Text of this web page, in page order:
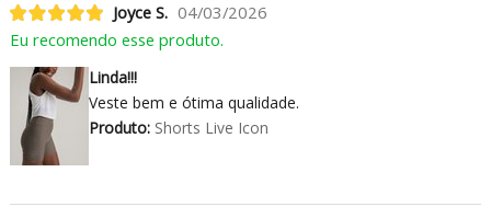
Joyce S. 04/03/2026
Eu recomendo esse produto.
Linda!!!
Veste bem e ótima qualidade.
Produto:Shorts Live Icon